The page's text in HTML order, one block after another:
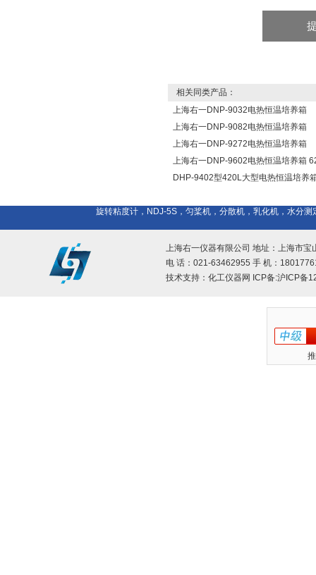
相关同类产品：
上海右一DNP-9032电热恒温培养箱
上海右一DNP-9082电热恒温培养箱
上海右一DNP-9272电热恒温培养箱
上海右一DNP-9602电热恒温培养箱
DHP-9402型420L大型电热恒温培养
旋转粘度计，NDJ-5S，匀桨机，分散机，乳化机，水分
上海右一仪器有限公司 地址：上海市宝
电 话：021-63462955 手 机：
技术支持： 化工仪器网 ICP备:沪ICP备